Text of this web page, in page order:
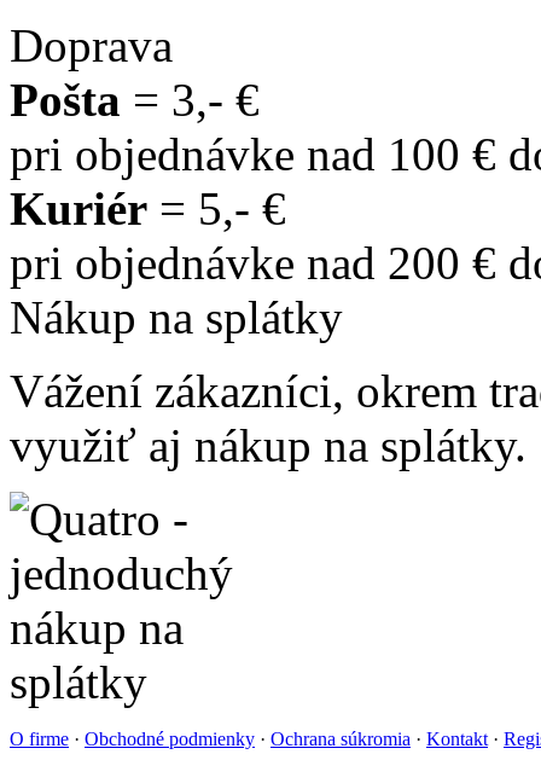
Doprava
Pošta = 3,- €
pri objednávke nad 100 €
Kuriér = 5,- €
pri objednávke nad 200 €
Nákup na splátky
Vážení zákazníci, okrem
využiť aj nákup na splátky.
O firme · Obchodné podmienky · Ochrana súkromia · Kontakt ·